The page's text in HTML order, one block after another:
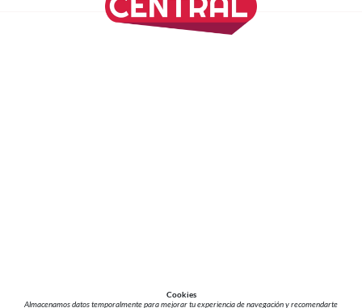
Cookies
Almacenamos datos temporalmente para mejorar tu experiencia de navegación y recomendarte